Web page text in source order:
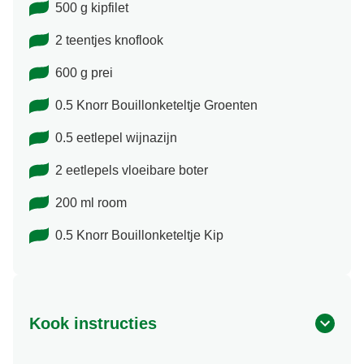
500 g kipfilet
2 teentjes knoflook
600 g prei
0.5 Knorr Bouillonketeltje Groenten
0.5 eetlepel wijnazijn
2 eetlepels vloeibare boter
200 ml room
0.5 Knorr Bouillonketeltje Kip
Kook instructies